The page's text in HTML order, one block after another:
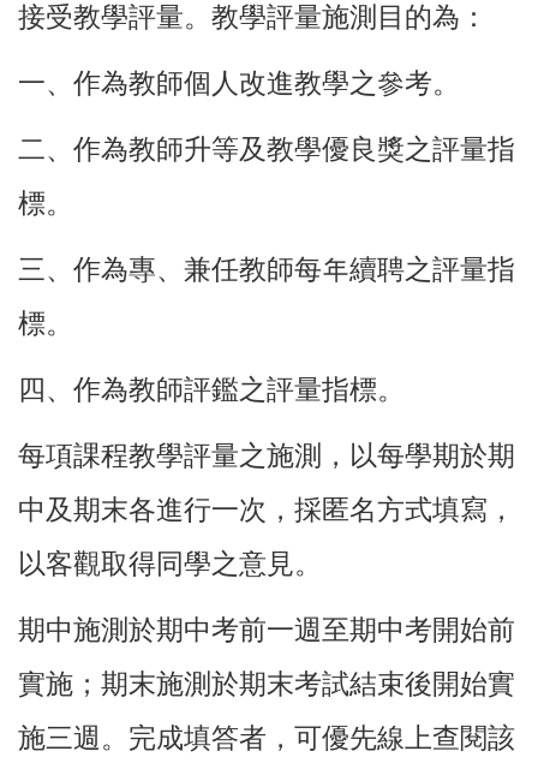
接受教學評量。教學評量施測目的為：
一、作為教師個人改進教學之參考。
二、作為教師升等及教學優良獎之評量指
標。
三、作為專、兼任教師每年續聘之評量指
標。
四、作為教師評鑑之評量指標。
每項課程教學評量之施測，以每學期於期
中及期末各進行一次，採匿名方式填寫，
以客觀取得同學之意見。
期中施測於期中考前一週至期中考開始前
實施；期末施測於期末考試結束後開始實
施三週。完成填答者，可優先線上查閱該